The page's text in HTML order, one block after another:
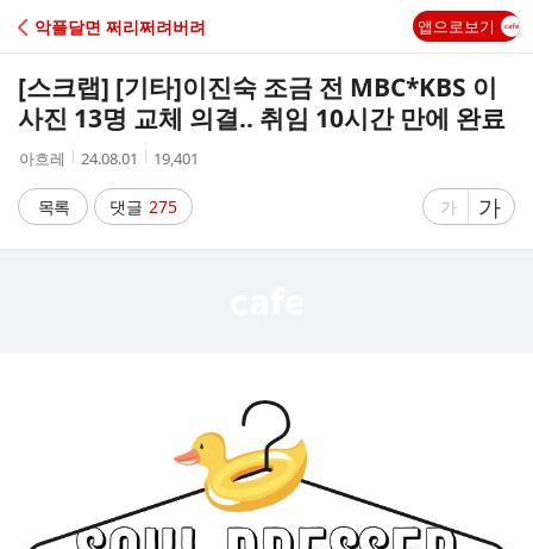
C
A
악플달면 쩌리쩌려버려 앱으로보기
[스크랩] [기타]이진숙 조금 전 MBC*KBS 이
사진 13명 교체 의결.. 취임 10시간 만에 완료
작
자
아흐레
작
시
간
24.08.01
조
수
19,401
목록 댓글 275
글
가
글
자
가